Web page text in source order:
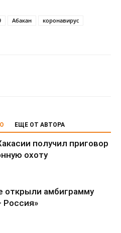
Абакан
коронавирус
ЕЩЕ ОТ АВТОРА
получил приговор
охоту
открыли амбиграмму
Россия»